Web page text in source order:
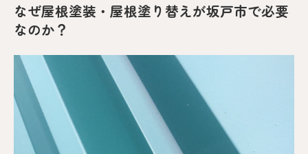
なぜ屋根塗装・屋根塗り替えが坂戸市で必要
なのか？